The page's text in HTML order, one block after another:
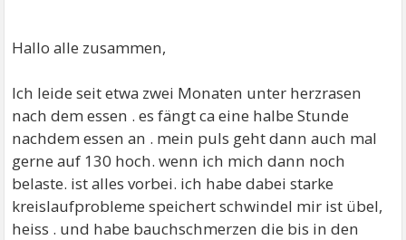
Hallo alle zusammen,
Ich leide seit etwa zwei Monaten unter herzrasen
nach dem essen . es fängt ca eine halbe Stunde
nachdem essen an . mein puls geht dann auch mal
gerne auf 130 hoch. wenn ich mich dann noch
belaste. ist alles vorbei. ich habe dabei starke
kreislaufprobleme speichert schwindel mir ist übel,
heiss . und habe bauchschmerzen die bis in den